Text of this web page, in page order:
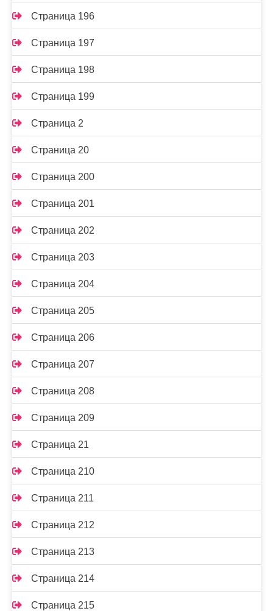
Страница 196
Страница 197
Страница 198
Страница 199
Страница 2
Страница 20
Страница 200
Страница 201
Страница 202
Страница 203
Страница 204
Страница 205
Страница 206
Страница 207
Страница 208
Страница 209
Страница 21
Страница 210
Страница 211
Страница 212
Страница 213
Страница 214
Страница 215